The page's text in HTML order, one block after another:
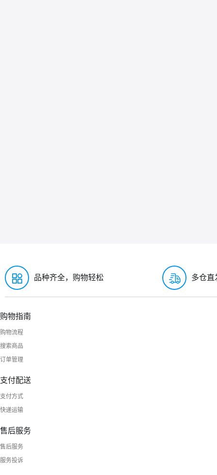
品种齐全，购物轻松 多仓直
购物指南
购物流程
搜索商品
订单管理
支付配送
支付方式
快递运输
售后服务
售后服务
服务投诉